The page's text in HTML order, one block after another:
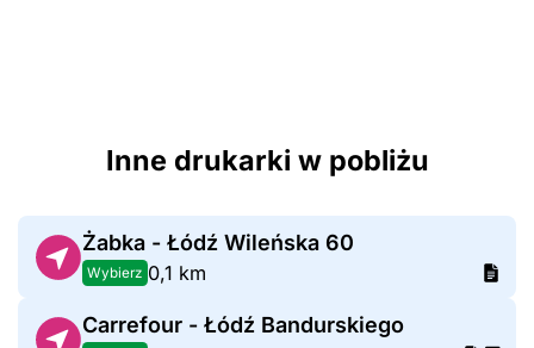
Inne drukarki w pobliżu
Żabka - Łódź Wileńska 60
Wybierz 0,1 km
Carrefour - Łódź Bandurskiego